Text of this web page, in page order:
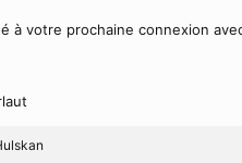
à votre prochaine connexion